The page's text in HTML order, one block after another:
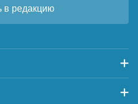
в редакцию